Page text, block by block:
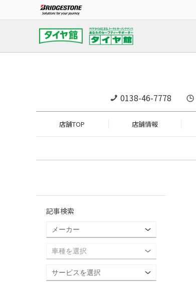
0138-46-7778
店舗TOP 店舗情報
記事検索